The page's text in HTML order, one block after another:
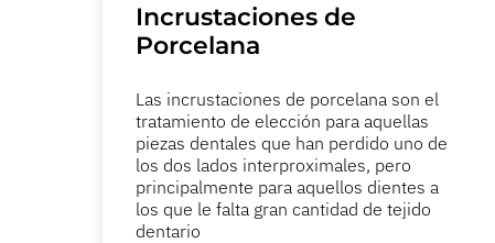
Incrustaciones de
Porcelana
Las incrustaciones de porcelana son el
tratamiento de elección para aquellas
piezas dentales que han perdido uno de
los dos lados interproximales, pero
principalmente para aquellos dientes a
los que le falta gran cantidad de tejido
dentario